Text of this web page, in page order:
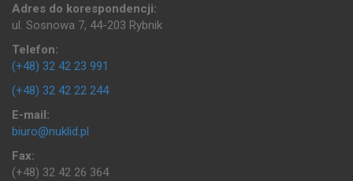
Adres do korespondencji:
ul. Sosnowa 7, 44-203 Rybnik
Telefon:
(+48) 32 42 23 991
(+48) 32 42 22 244
E-mail:
biuro@nuklid.pl
Fax:
(+48) 32 42 26 364